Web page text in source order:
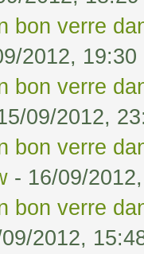
bon verre
2012, 19:30
bon verre
09/2012,
bon verre
- 16/09/
bon verre
2012,